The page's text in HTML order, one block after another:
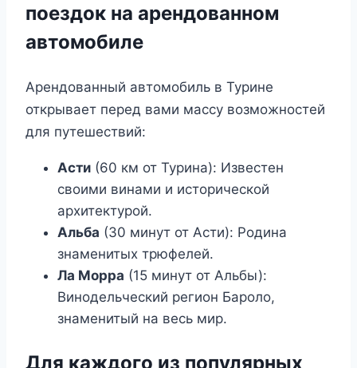
поездок на арендованном
автомобиле
Арендованный автомобиль в Турине
открывает перед вами массу возможностей
для путешествий:
Асти (60 км от Турина): Известен
своими винами и исторической
архитектурой.
Альба (30 минут от Асти): Родина
знаменитых трюфелей.
Ла Морра (15 минут от Альбы):
Винодельческий регион Бароло,
знаменитый на весь мир.
Для каждого из популярных